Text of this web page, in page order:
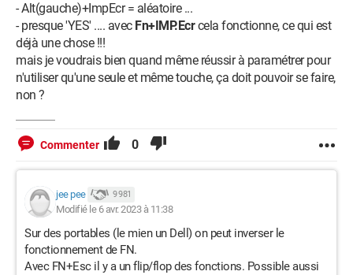
- Alt(gauche)+ImpEcr = aléatoire ...
- presque 'YES' .... avec Fn+IMP.Ecrcela fonctionne, ce qui est
déjà une chose !!!
mais je voudrais bien quand même réussir à paramétrer pour
n'utiliser qu'une seule et même touche, ça doit pouvoir se faire,
non ?
Commenter 0
jee pee 9 981
Modifié le 6 avr. 2023 à 11:38
Sur des portables (le mien un Dell) on peut inverser le
fonctionnement de FN.
Avec FN+Esc il y a un flip/flop des fonctions. Possible aussi